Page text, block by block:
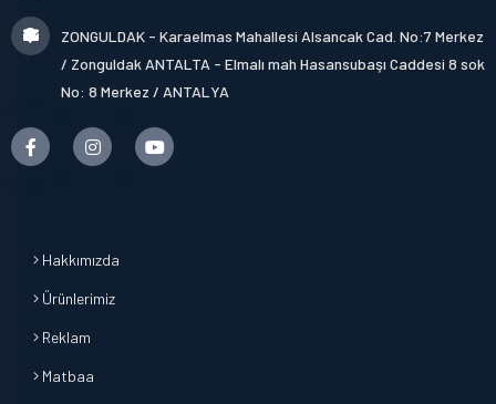
ZONGULDAK - Karaelmas Mahallesi Alsancak Cad. No:7 Merkez
/ Zonguldak ANTALTA - Elmalı mah Hasansubaşı Caddesi 8 sok
No: 8 Merkez / ANTALYA
Hakkımızda
Ürünlerimiz
Reklam
Matbaa